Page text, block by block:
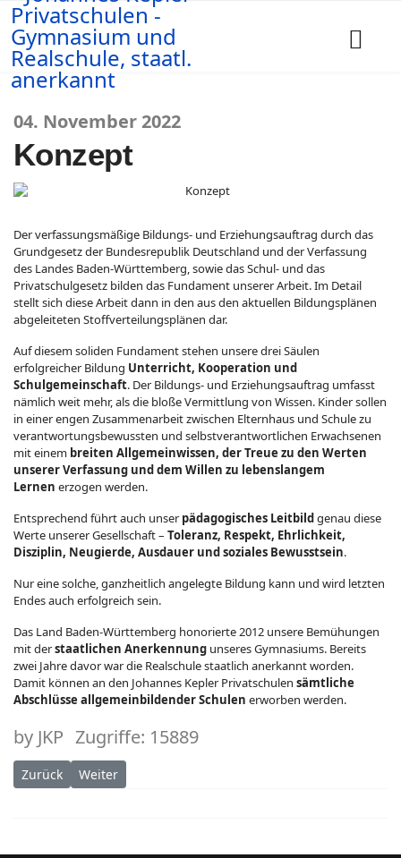
Konzept
Der verfassungsmäßige Bildungs- und Erziehungsauftrag durch das
Grundgesetz der Bundesrepublik Deutschland und der Verfassung
des Landes Baden-Württemberg, sowie das Schul- und das
Privatschulgesetz bilden das Fundament unserer Arbeit. Im Detail
stellt sich diese Arbeit dann in den aus den aktuellen Bildungsplänen
abgeleiteten Stoffverteilungsplänen dar.
Auf diesem soliden Fundament stehen unsere drei Säulen
erfolgreicher Bildung Unterricht, Kooperation und
Schulgemeinschaft. Der Bildungs- und Erziehungsauftrag umfasst
nämlich weit mehr, als die bloße Vermittlung von Wissen. Kinder sollen
in einer engen Zusammenarbeit zwischen Elternhaus und Schule zu
verantwortungsbewussten und selbstverantwortlichen Erwachsenen
mit einem breiten Allgemeinwissen, der Treue zu den Werten
unserer Verfassung und dem Willen zu lebenslangem
Lernen erzogen werden.
Entsprechend führt auch unser pädagogisches Leitbildgenau diese
Werte unserer Gesellschaft – Toleranz, Respekt, Ehrlichkeit,
Disziplin, Neugierde, Ausdauer und soziales Bewusstsein.
Nur eine solche, ganzheitlich angelegte Bildung kann und wird letzten
Endes auch erfolgreich sein.
Das Land Baden-Württemberg honorierte 2012 unsere Bemühungen
mit derstaatlichen Anerkennung unseres Gymnasiums. Bereits
zwei Jahre davor war die Realschule staatlich anerkannt worden.
Damit können an den Johannes Kepler Privatschulen sämtliche
Abschlüsse allgemeinbildender Schulen erworben werden.
by JKP
04. November 2022
Zugriffe: 15889
Vorheriger Beitrag: Transparenz
Zurück Nächster Beitrag: Allgemeines
Weiter